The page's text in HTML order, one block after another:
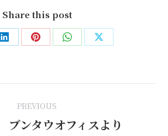
Share this post
Share Share Share Share
PREVIOUS
Previous
ンタウオフィスより